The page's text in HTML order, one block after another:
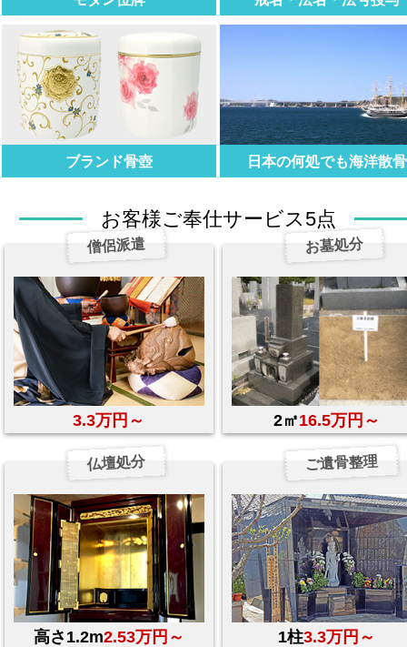
ブランド骨壺 日本の何処でも海洋散骨
お客様ご奉仕サービス5点
僧侶派遣
3.3万円～
お墓処分
2㎡16.5万円～
仏壇処分
高さ1.2m2.53万円～
ご遺骨整理
1柱3.3万円～